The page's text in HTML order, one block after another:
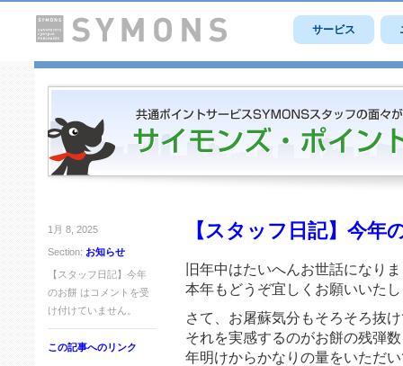
サービス
1月 8, 2025
Section: お知らせ
【スタッフ日記】今年
のお餅 は コメントを受
け付けていません。
この記事へのリンク
【スタッフ日記】今年
旧年中はたいへんお世話になり
本年もどうぞ宜しくお願いいた
さて、お屠蘇気分もそろそろ抜
それを実感するのがお餅の残弾
年明けからかなりの量をいただ